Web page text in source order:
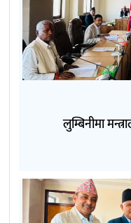
लुम्बिनीमा